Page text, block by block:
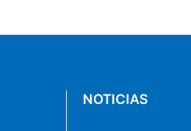
NOTICIAS